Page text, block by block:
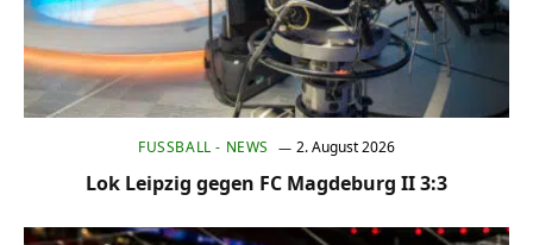
FUSSBALL - NEWS 2. August 2026
Lok Leipzig gegen FC Magdeburg II 3:3